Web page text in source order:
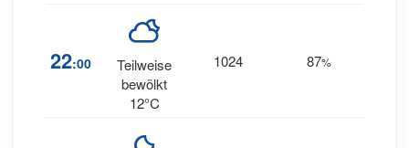
22:00
Teilweise
bewölkt
12°C
1024 87%